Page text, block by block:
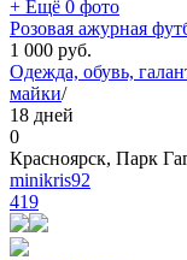
+ Ещё 0 фото
Розовая ажурная
1 000 руб.
Одежда, обувь,
майки/
18 дней
0
Красноярск, Парк
minikris92
419